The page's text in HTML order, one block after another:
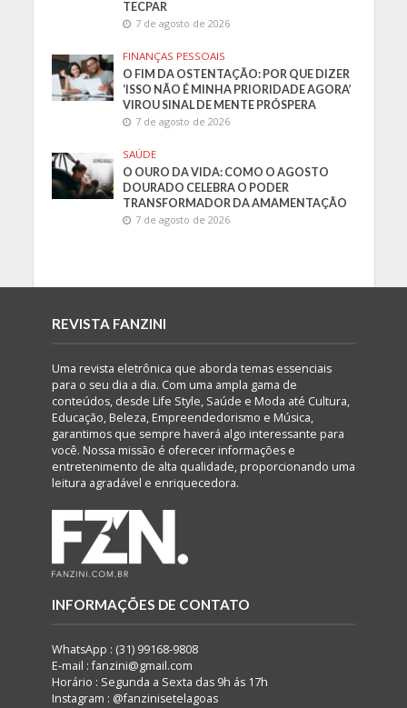
TECPAR
7 de agosto de 2026
FINANÇAS PESSOAIS
O FIM DA OSTENTAÇÃO: POR QUE DIZER
‘ISSO NÃO É MINHA PRIORIDADE AGORA’
VIROU SINAL DE MENTE PRÓSPERA
7 de agosto de 2026
SAÚDE
O OURO DA VIDA: COMO O AGOSTO
DOURADO CELEBRA O PODER
TRANSFORMADOR DA AMAMENTAÇÃO
7 de agosto de 2026
REVISTA FANZINI
Uma revista eletrônica que aborda temas essenciais
para o seu dia a dia. Com uma ampla gama de
conteúdos, desde Life Style, Saúde e Moda até Cultura,
Educação, Beleza, Empreendedorismo e Música,
garantimos que sempre haverá algo interessante para
você. Nossa missão é oferecer informações e
entretenimento de alta qualidade, proporcionando uma
leitura agradável e enriquecedora.
INFORMAÇÕES DE CONTATO
WhatsApp : (31) 99168-9808
E-mail : fanzini@gmail.com
Horário : Segunda a Sexta das 9h ás 17h
Instagram : @fanzinisetelagoas